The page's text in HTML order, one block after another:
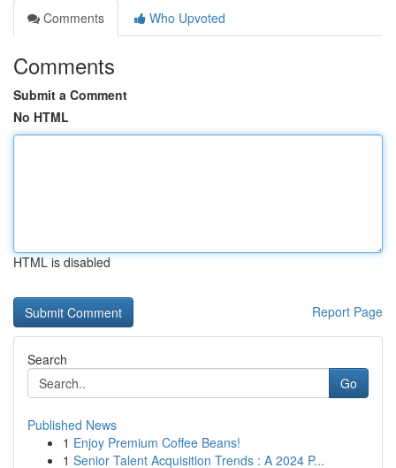
Comments
Who Upvoted
Comments
Submit a Comment
No HTML
HTML is disabled
Report Page
Search
Go
Published News
1 Enjoy Premium Coffee Beans!
1 Senior Talent Acquisition Trends : A 2024 P...